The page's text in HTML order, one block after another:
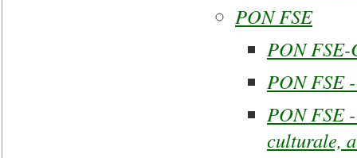
PON FSE
PON FSE-
PON FSE
PON FSE
culturale,